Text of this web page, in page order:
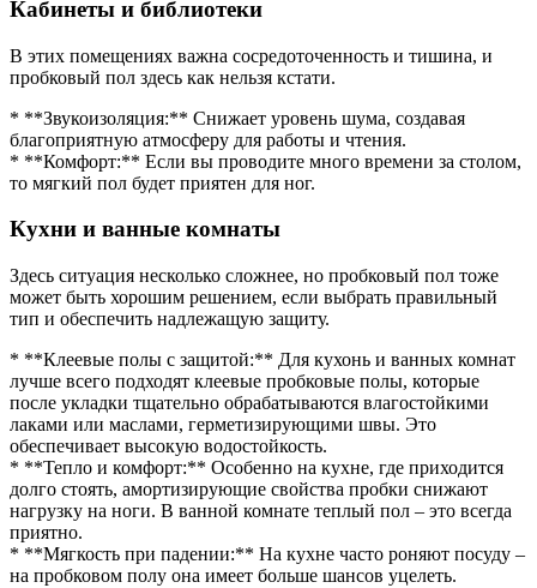
Кабинеты и библиотеки
В этих помещениях важна сосредоточенность и тишина, и
пробковый пол здесь как нельзя кстати.
* **Звукоизоляция:** Снижает уровень шума, создавая
благоприятную атмосферу для работы и чтения.
* **Комфорт:** Если вы проводите много времени за столом,
то мягкий пол будет приятен для ног.
Кухни и ванные комнаты
Здесь ситуация несколько сложнее, но пробковый пол тоже
может быть хорошим решением, если выбрать правильный
тип и обеспечить надлежащую защиту.
* **Клеевые полы с защитой:** Для кухонь и ванных комнат
лучше всего подходят клеевые пробковые полы, которые
после укладки тщательно обрабатываются влагостойкими
лаками или маслами, герметизирующими швы. Это
обеспечивает высокую водостойкость.
* **Тепло и комфорт:** Особенно на кухне, где приходится
долго стоять, амортизирующие свойства пробки снижают
нагрузку на ноги. В ванной комнате теплый пол – это всегда
приятно.
* **Мягкость при падении:** На кухне часто роняют посуду –
на пробковом полу она имеет больше шансов уцелеть.